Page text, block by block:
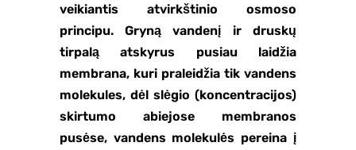
veikiantis atvirkštinio osmoso
principu. Gryną vandenį ir druskų
tirpalą atskyrus pusiau laidžia
membrana, kuri praleidžia tik vandens
molekules, dėl slėgio (koncentracijos)
skirtumo abiejose membranos
pusėse, vandens molekulės pereina į